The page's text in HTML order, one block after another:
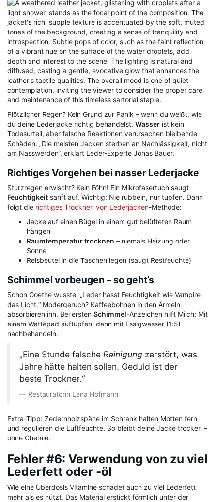
Plötzlicher Regen? Kein Grund zur Panik – wenn du weißt, wie
du deine Lederjacke richtig behandelst. Wasser ist kein
Todesurteil, aber falsche Reaktionen verursachen bleibende
Schäden. „Die meisten Jacken sterben an Nachlässigkeit, nicht
am Nasswerden“, erklärt Leder-Experte Jonas Bauer.
Richtiges Vorgehen bei nasser Lederjacke
Sturzregen erwischt? Kein Föhn! Ein Mikrofasertuch saugt
Feuchtigkeit sanft auf. Wichtig: Nie rubbeln, nur tupfen. Dann
folgt die richtiges Trocknen von Lederjacken-Methode:
Jacke auf einen Bügel in einem gut belüfteten Raum
hängen
Raumtemperatur trocknen – niemals Heizung oder
Sonne
Reisbeutel in die Taschen legen (saugt Restfeuchte)
Schimmel vorbeugen – so geht’s
Schon Goethe wusste: „Leder hasst Feuchtigkeit wie Vampire
das Licht.“ Modergeruch? Kaffeebohnen in den Ärmeln
absorbieren ihn. Bei ersten Schimmel-Anzeichen hilft Milch: Mit
einem Wattepad auftupfen, dann mit Essigwasser (1:5)
nachbehandeln.
„Eine Stunde falsche Reinigung zerstört, was
Jahre hätte halten sollen. Geduld ist der
beste Trockner.“
Restauratorin Lena Hofmann
Extra-Tipp: Zedernholzspäne im Schrank halten Motten fern
und regulieren die Luftfeuchte. So bleibt deine Jacke trocken –
ohne Chemie.
Fehler #6: Verwendung von zu viel
Lederfett oder -öl
Wie eine Überdosis Vitamine schadet auch zu viel Lederfett
mehr als es nützt. Das Material erstickt förmlich unter der